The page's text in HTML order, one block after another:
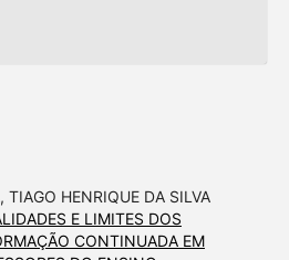
TIAGO HENRIQUE DA SILVA
E LIMITES DOS
CONTINUADA EM